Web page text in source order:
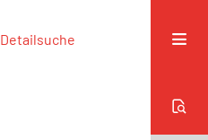
Detailsuche